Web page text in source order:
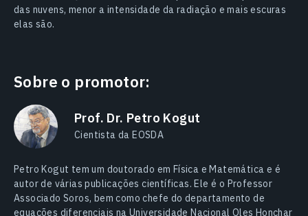
das nuvens, menor a intensidade da radiação e mais escuras
elas são.
Sobre o promotor:
Prof. Dr. Petro Kogut
Cientista da EOSDA
Petro Kogut tem um doutorado em Física e Matemática e é
autor de várias publicações científicas. Ele é o Professor
Associado Soros, bem como chefe do departamento de
equações diferenciais na Universidade Nacional Oles Honchar